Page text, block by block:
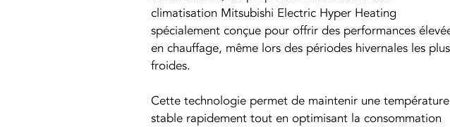
climatisation Mitsubishi Electric Hyper Heating
spécialement conçue pour offrir des performances
en chauffage, même lors des périodes hivernales les plus
froides.
Cette technologie permet de maintenir une température
stable rapidement tout en optimisant la consommation